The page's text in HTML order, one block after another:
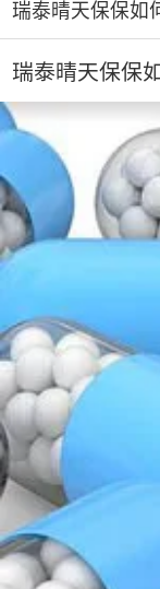
瑞泰晴天保保如
瑞泰晴天保保